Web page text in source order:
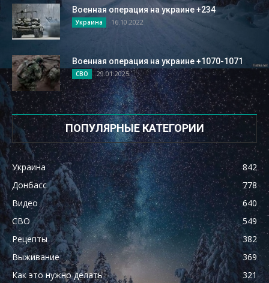
Военная операция на украине +234
Украина 16.10.2022
Военная операция на украине +1070-1071
СВО 29.01.2025
ПОПУЛЯРНЫЕ КАТЕГОРИИ
Украина
842
Донбасс
778
Видео
640
СВО
549
Рецепты
382
Выживание
369
Как это нужно делать
321